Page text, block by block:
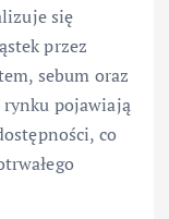
się
przez
sebum oraz
rynku pojawiają
co